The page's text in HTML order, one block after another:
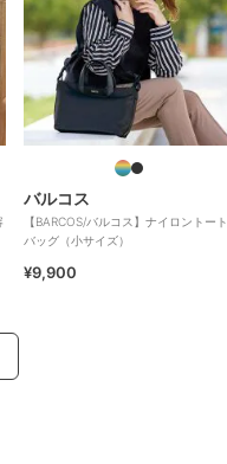
バルコス
【BARCOS/バルコス】ナイロントート
バッグ（小サイズ）
¥9,900